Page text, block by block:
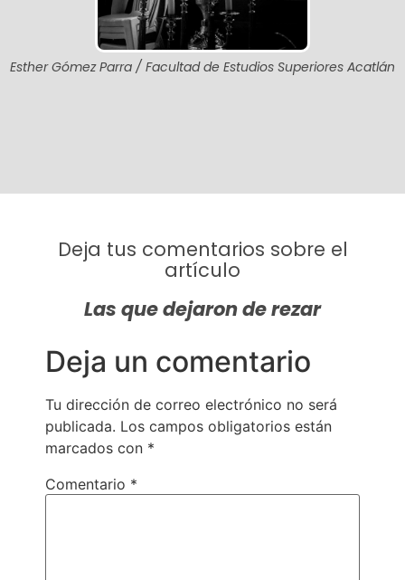
Esther Gómez Parra / Facultad de Estudios Superiores Acatlán
Deja tus comentarios sobre el
artículo
Las que dejaron de rezar
Deja un comentario
Tu dirección de correo electrónico no será
publicada. Los campos obligatorios están
marcados con *
Comentario *